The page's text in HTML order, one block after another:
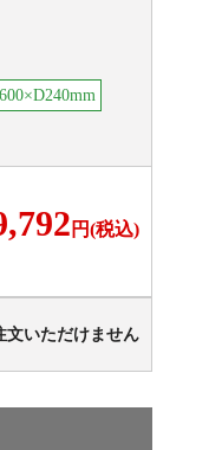
円(税込)
文いただけません